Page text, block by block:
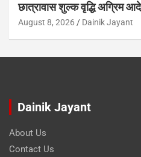
छात्रावास शुल्क वृद्धि अग्रिम
August 8, 2026 Dainik Jayant
Dainik Jayant
About Us
Contact Us